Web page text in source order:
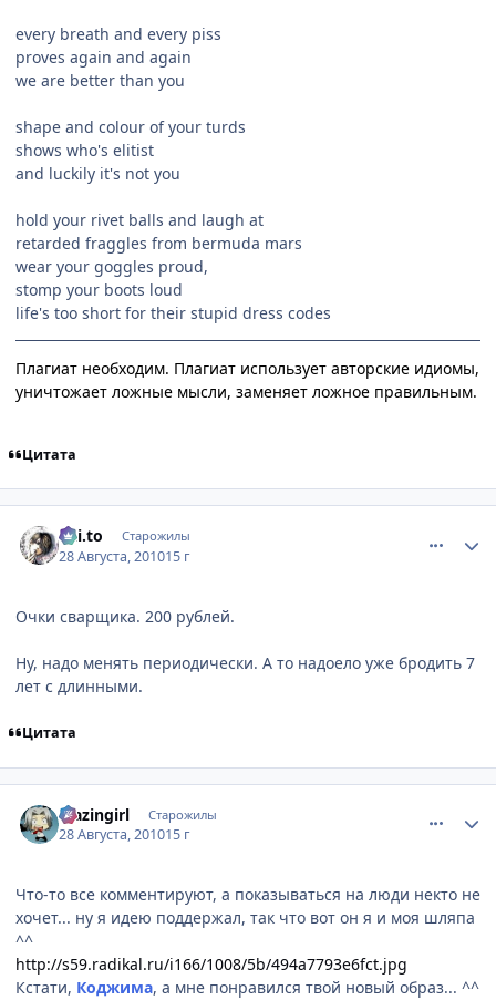
every breath and every piss
proves again and again
we are better than you
shape and colour of your turds
shows who's elitist
and luckily it's not you
hold your rivet balls and laugh at
retarded fraggles from bermuda mars
wear your goggles proud,
stomp your boots loud
life's too short for their stupid dress codes
Плагиат необходим. Плагиат использует авторские идиомы,
уничтожает ложные мысли, заменяет ложное правильным.
Цитата
Kai.to Старожилы
28 Августа, 201015 г
Очки сварщика. 200 рублей.
Ну, надо менять периодически. А то надоело уже бродить 7
лет с длинными.
Цитата
blazingirl Старожилы
28 Августа, 201015 г
Что-то все комментируют, а показываться на люди некто не
хочет... ну я идею поддержал, так что вот он я и моя шляпа
^^
http://s59.radikal.ru/i166/1008/5b/494a7793e6fct.jpg
Кстати, Коджима, а мне понравился твой новый образ... ^^